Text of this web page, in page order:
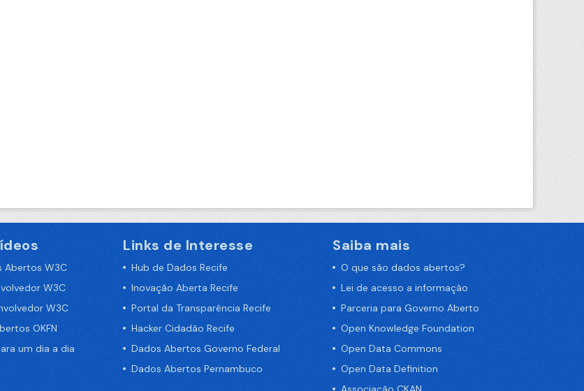
Abertos W3C
W3C
W3C
OKFN
um dia a dia
Links de Interesse
Hub de Dados Recife
Inovação Aberta Recife
Portal da Transparência Recife
Hacker Cidadão Recife
Dados Abertos Governo Federal
Dados Abertos Pernambuco
Saiba mais
O que são dados abertos?
Lei de acesso a informação
Parceria para Governo Aberto
Open Knowledge Foundation
Open Data Commons
Open Data Definition